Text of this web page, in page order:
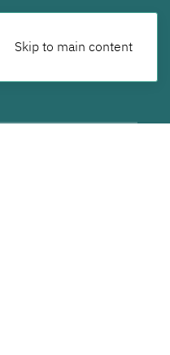
Skip to main content